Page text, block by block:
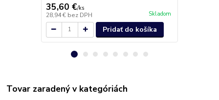
35,60 €/ks
28,94 € bez DPH Skladom
Pridať do košíka
Tovar zaradený v kategóriách